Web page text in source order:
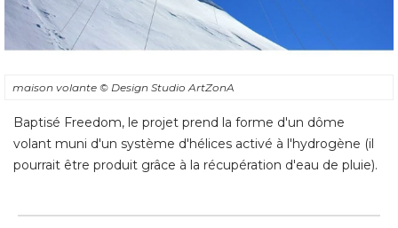
maison volante © Design Studio ArtZonA
Baptisé Freedom, le projet prend la forme d'un dôme
volant muni d'un système d'hélices activé à l'hydrogène (il
pourrait être produit grâce à la récupération d'eau de pluie).